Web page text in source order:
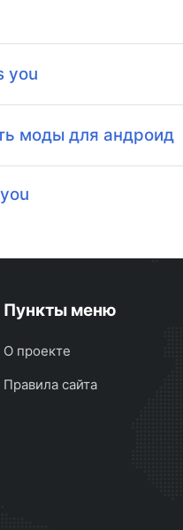
you
моды для андроид
Пункты меню
О проекте
Правила сайта